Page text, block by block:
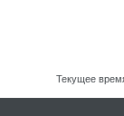
Текущее